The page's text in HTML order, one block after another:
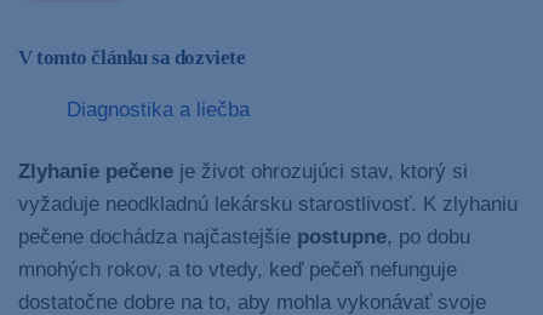
V tomto článku sa dozviete
Diagnostika a liečba
Zlyhanie pečene je život ohrozujúci stav, ktorý si
vyžaduje neodkladnú lekársku starostlivosť. K zlyhaniu
pečene dochádza najčastejšie postupne, po dobu
mnohých rokov, a to vtedy, keď pečeň nefunguje
dostatočne dobre na to, aby mohla vykonávať svoje